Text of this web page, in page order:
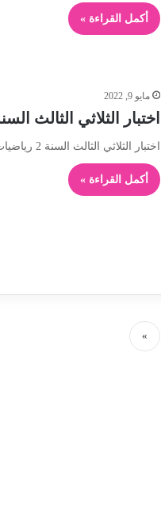
أكمل القراءة »
مايو 9, 2022
اختبار الثلاثي الثالث
اختبار الثلاثي الثالث السنة 2 رياضيات – madrassatii.com
أكمل القراءة »
»